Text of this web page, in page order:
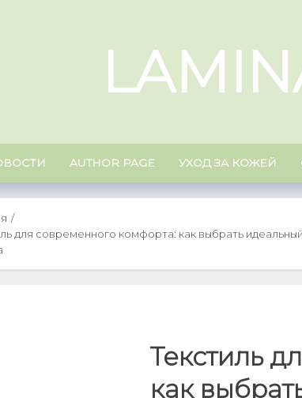
AUTHOR PAGE УХОД ЗА КОЖЕЙ
для современного комфорта: как выбрать
Текстиль
как